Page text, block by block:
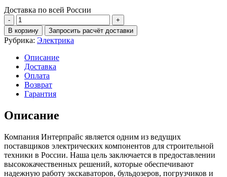
Доставка по всей России
Количество
Контроллер
Hitachi/zx200
В корзину Запросить расчёт доставки
Рубрика: Электрика
Описание
Доставка
Оплата
Возврат
Гарантия
Описание
Компания Интерпрайс является одним из ведущих
поставщиков электрических компонентов для строительной
техники в России. Наша цель заключается в предоставлении
высококачественных решений, которые обеспечивают
надежную работу экскаваторов, бульдозеров, погрузчиков и